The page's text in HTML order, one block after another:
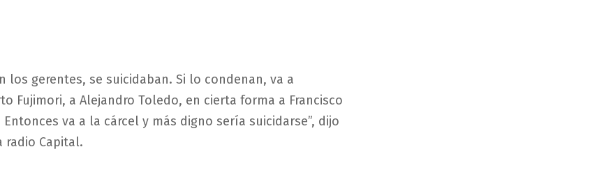
los gerentes, se suicidaban. Si lo condenan, va a
Fujimori, a Alejandro Toledo, en cierta forma a Francisco
va a la cárcel y más digno sería suicidarse”, dijo
radio Capital.